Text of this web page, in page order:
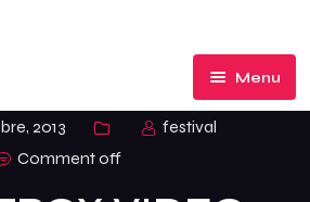
Menu
2013
festival
Comment off